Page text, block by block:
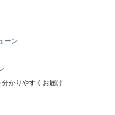
ーン
かりやすくお届け